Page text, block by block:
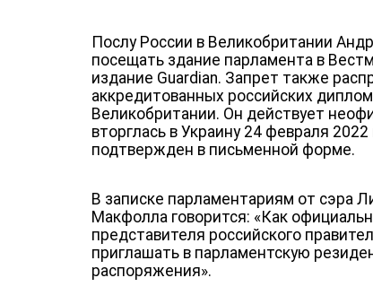
Послу России в Великобритании
посещать здание парламента в
издание Guardian. Запрет также
аккредитованных российских
Великобритании. Он действует
вторглась в Украину 24 февраля
подтвержден в письменной форме.
В записке парламентариям от сэра
Макфолла говорится: «Как
представителя российского
приглашать в парламентскую
распоряжения».